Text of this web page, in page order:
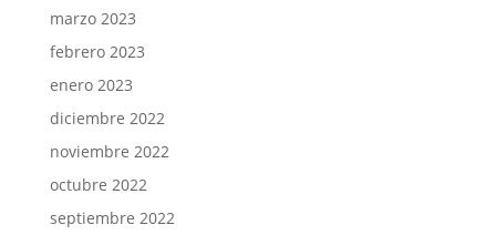
marzo 2023
febrero 2023
enero 2023
diciembre 2022
noviembre 2022
octubre 2022
septiembre 2022